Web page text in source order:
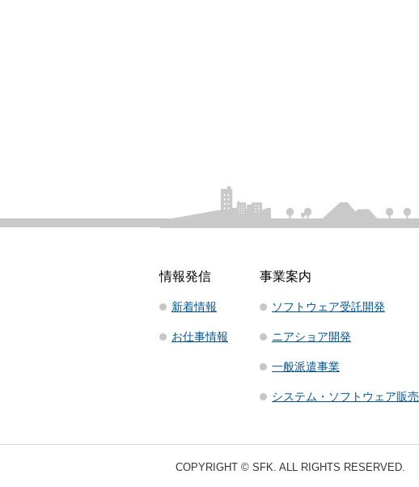
情報発信
新着情報
お仕事情報
事業案内
ソフトウェア受託開発
ニアショア開発
一般派遣事業
システム・ソフトウェア販売
COPYRIGHT © SFK. ALL RIGHTS RESERVED.